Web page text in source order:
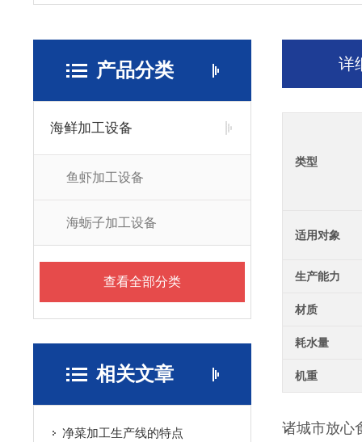
产品分类
海鲜加工设备
鱼虾加工设备
海蛎子加工设备
查看全部分类
相关文章
净菜加工生产线的特点
详
类型
适用对象
生产能力
材质
耗水量
机重
诸城市放心